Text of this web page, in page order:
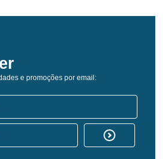
e promoções por email: